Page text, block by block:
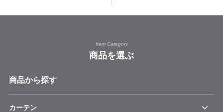
Item Category
商品を選ぶ
商品から探す
カーテン